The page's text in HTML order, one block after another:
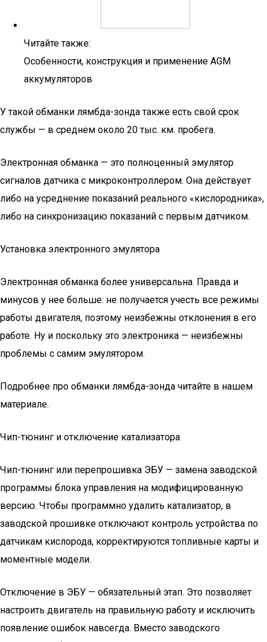
Читайте также:
Особенности, конструкция и применение AGM
аккумуляторов
У такой обманки лямбда-зонда также есть свой срок
службы — в среднем около 20 тыс. км. пробега.
Электронная обманка — это полноценный эмулятор
сигналов датчика с микроконтроллером. Она действует
либо на усреднение показаний реального «кислородника»,
либо на синхронизацию показаний с первым датчиком.
Установка электронного эмулятора
Электронная обманка более универсальна. Правда и
минусов у нее больше: не получается учесть все режимы
работы двигателя, поэтому неизбежны отклонения в его
работе. Ну и поскольку это электроника — неизбежны
проблемы с самим эмулятором.
Подробнее про обманки лямбда-зонда читайте в нашем
материале.
Чип-тюнинг и отключение катализатора
Чип-тюнинг или перепрошивка ЭБУ — замена заводской
программы блока управления на модифицированную
версию. Чтобы программно удалить катализатор, в
заводской прошивке отключают контроль устройства по
датчикам кислорода, корректируются топливные карты и
моментные модели.
Отключение в ЭБУ — обязательный этап. Это позволяет
настроить двигатель на правильную работу и исключить
появление ошибок навсегда. Вместо заводского